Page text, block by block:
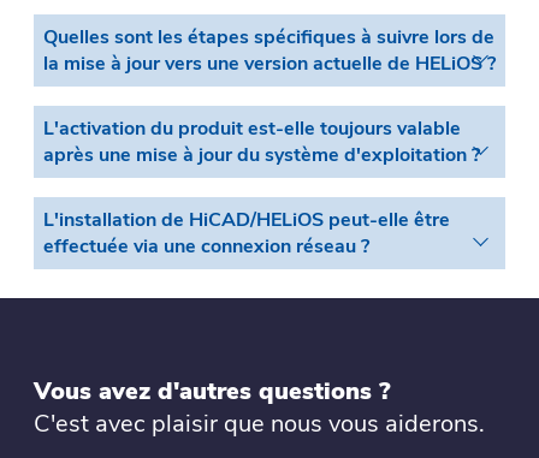
Quelles sont les étapes spécifiques à suivre lors de
la mise à jour vers une version actuelle de HELiOS ?
L'activation du produit est-elle toujours valable
après une mise à jour du système d'exploitation ?
L'installation de HiCAD/HELiOS peut-elle être
effectuée via une connexion réseau ?
Vous avez d'autres questions ?
C'est avec plaisir que nous vous aiderons.